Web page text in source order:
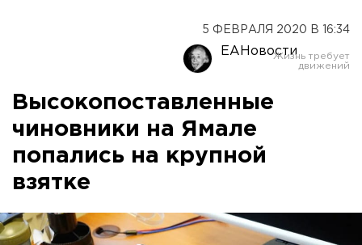
5 ФЕВРАЛЯ 2020 В 16:34
ЕАНовости
Высокопоставленные
чиновники на Ямале
попались на крупной
взятке